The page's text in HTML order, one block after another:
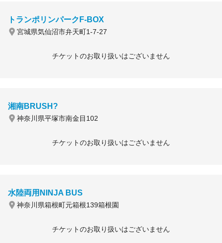
トランポリンパークF-BOX
宮城県気仙沼市弁天町1-7-27
チケットのお取り扱いはございません
湘南BRUSH?
神奈川県平塚市南金目102
チケットのお取り扱いはございません
水陸両用NINJA BUS
神奈川県箱根町元箱根139箱根園
チケットのお取り扱いはございません